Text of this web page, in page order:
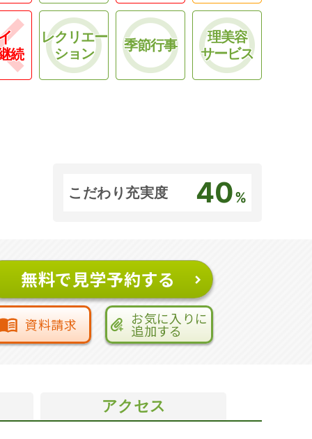
続
レクリエー
ション
季節行事
理美容
サービス
こだわり充実度 40%
無料で見学予約する
資料請求 お気に入りに
追加する
アクセス